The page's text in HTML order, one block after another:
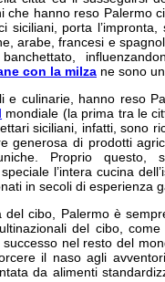
che hanno reso Palermo
siciliani, porta l’impronta,
arabe, francesi e
con la milza ne sono
e culinarie, hanno reso
mondiale (la prima tra le
siciliani, infatti, sono
generosa di prodotti
Proprio
l’intera cucina
in secoli di esperienza
del cibo, Palermo è
del cibo,
nel resto del
il naso agli
da alimenti